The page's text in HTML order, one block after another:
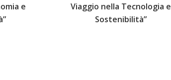
e
Viaggio nella Tecnologia e
Sostenibilità”